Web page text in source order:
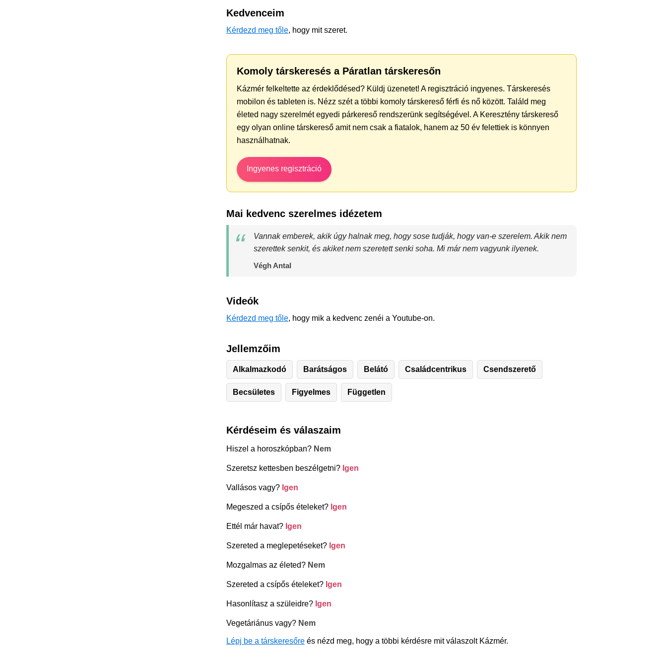
Kedvenceim
Kérdezd meg tőle, hogy mit szeret.
Komoly társkeresés a Páratlan társkeresőn
Kázmér felkeltette az érdeklődésed? Küldj üzenetet! A regisztráció ingyenes. Társkeresés
mobilon és tableten is. Nézz szét a többi komoly társkereső férfi és nő között. Találd meg
életed nagy szerelmét egyedi párkereső rendszerünk segítségével. A Keresztény társkereső
egy olyan online társkereső amit nem csak a fiatalok, hanem az 50 év felettiek is könnyen
használhatnak.
Ingyenes regisztráció
Mai kedvenc szerelmes idézetem
Vannak emberek, akik úgy halnak meg, hogy sose tudják, hogy van-e szerelem. Akik nem
szerettek senkit, és akiket nem szeretett senki soha. Mi már nem vagyunk ilyenek.
Végh Antal
Videók
Kérdezd meg tőle, hogy mik a kedvenc zenéi a Youtube-on.
Jellemzőim
Alkalmazkodó Barátságos Belátó Családcentrikus Csendszerető
Becsületes Figyelmes Független
Kérdéseim és válaszaim
Hiszel a horoszkópban? Nem
Szeretsz kettesben beszélgetni? Igen
Vallásos vagy? Igen
Megeszed a csípős ételeket? Igen
Ettél már havat? Igen
Szereted a meglepetéseket? Igen
Mozgalmas az életed? Nem
Szereted a csípős ételeket? Igen
Hasonlítasz a szüleidre? Igen
Vegetáriánus vagy? Nem
Lépj be a társkeresőre és nézd meg, hogy a többi kérdésre mit válaszolt Kázmér.